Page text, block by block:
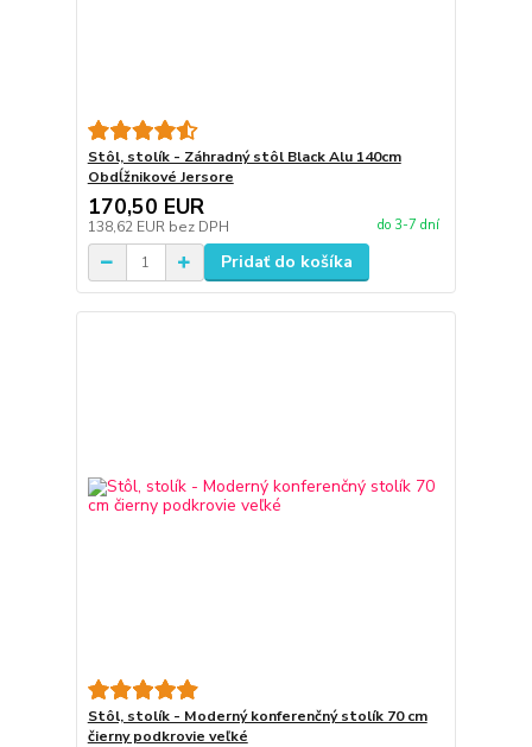
Stôl, stolík - Záhradný stôl Black Alu 140cm
Obdĺžnikové Jersore
170,50 EUR
138,62 EUR bez DPH do 3-7 dní
Pridať do košíka
Stôl, stolík - Moderný konferenčný stolík 70 cm
čierny podkrovie veľké